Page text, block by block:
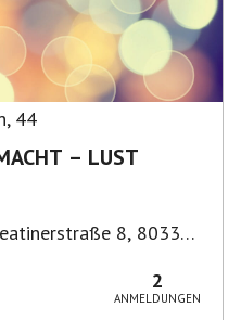
, 44
– LUST
8, 80333
2
ANMELDUNGEN